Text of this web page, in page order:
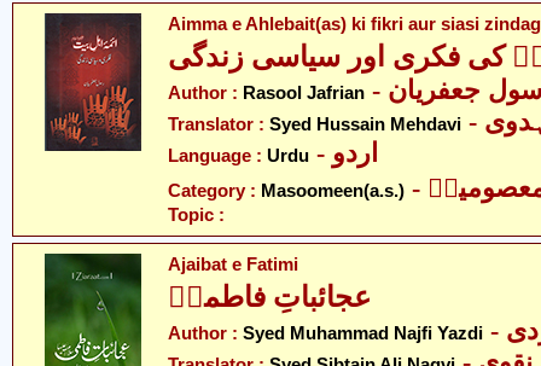
Aimma e Ahlebait(as) ki fikri aur siasi
کی فکری اور سیاسی زندگی
Author : Rasool Jafrian جعفریان
Translator : Syed Hussain Mehdavi
Language : Urdu - اردو
Category : Masoomeen(a.s.) معصومینؑ
Topic :
Ajaibat e Fatimi
عجائباتِ فاطمیؑ
Author : Syed Muhammad Najfi Yazdi